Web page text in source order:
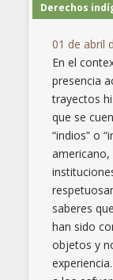
Derechos
01 de abril
En el
presencia
trayectos
que se
“indios” o
americano,
saberes
han sido
objetos y